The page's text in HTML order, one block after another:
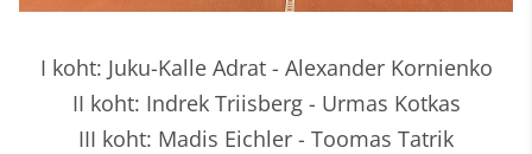
I koht: Juku-Kalle Adrat - Alexander Kornienko
II koht: Indrek Triisberg - Urmas Kotkas
III koht: Madis Eichler - Toomas Tatrik